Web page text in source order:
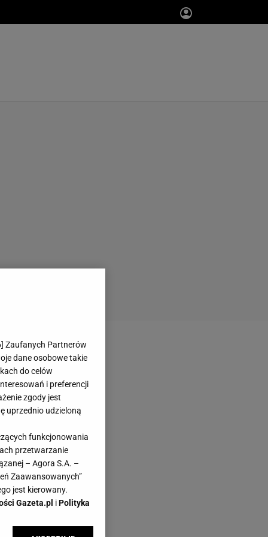
] Zaufanych Partnerów
dane osobowe takie
do celów
i preferencji
zgody jest
uprzednio udzieloną
funkcjonowania
przetwarzanie
– Agora S.A. –
Zaawansowanych”
jest kierowany.
Gazeta.pl iPolityka